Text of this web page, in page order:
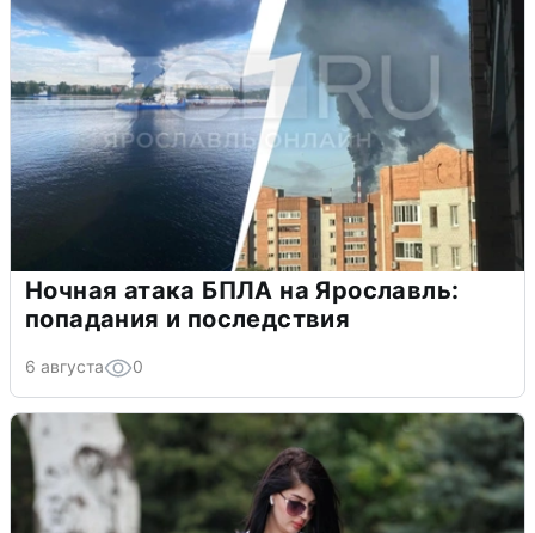
Ночная атака БПЛА на Ярославль:
попадания и последствия
6 августа 0